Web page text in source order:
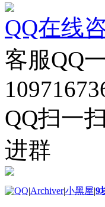
QQ在线
客服QQ
QQ扫一扫
进群
|Archiver|小黑屋|9